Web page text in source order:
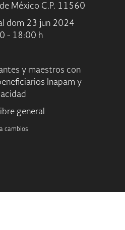
México C.P. 11560
dom 23 jun 2024
- 18:00 h
y maestros con
Inapam y
general
cambios